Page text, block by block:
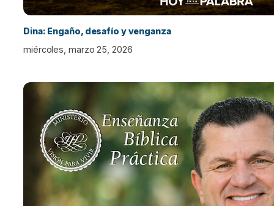
Dina: Engaño, desafío y venganza
miércoles, marzo 25, 2026